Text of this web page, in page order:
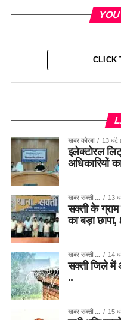
CLICK
खबर कोरबा 13 घंटे
इलेक्टोरल
अधिकारियों
खबर सक्ती ... 13
सक्ती के
का बड़ा
खबर सक्ती ... 14
सक्ती जिले में
..
खबर सक्ती ... 15